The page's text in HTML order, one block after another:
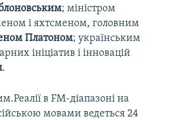
; міністром
і яхтсменом, головним
Платоном; українським
ініціатив і інновацій
.
в FM-діапазоні на
мовами ведеться 24